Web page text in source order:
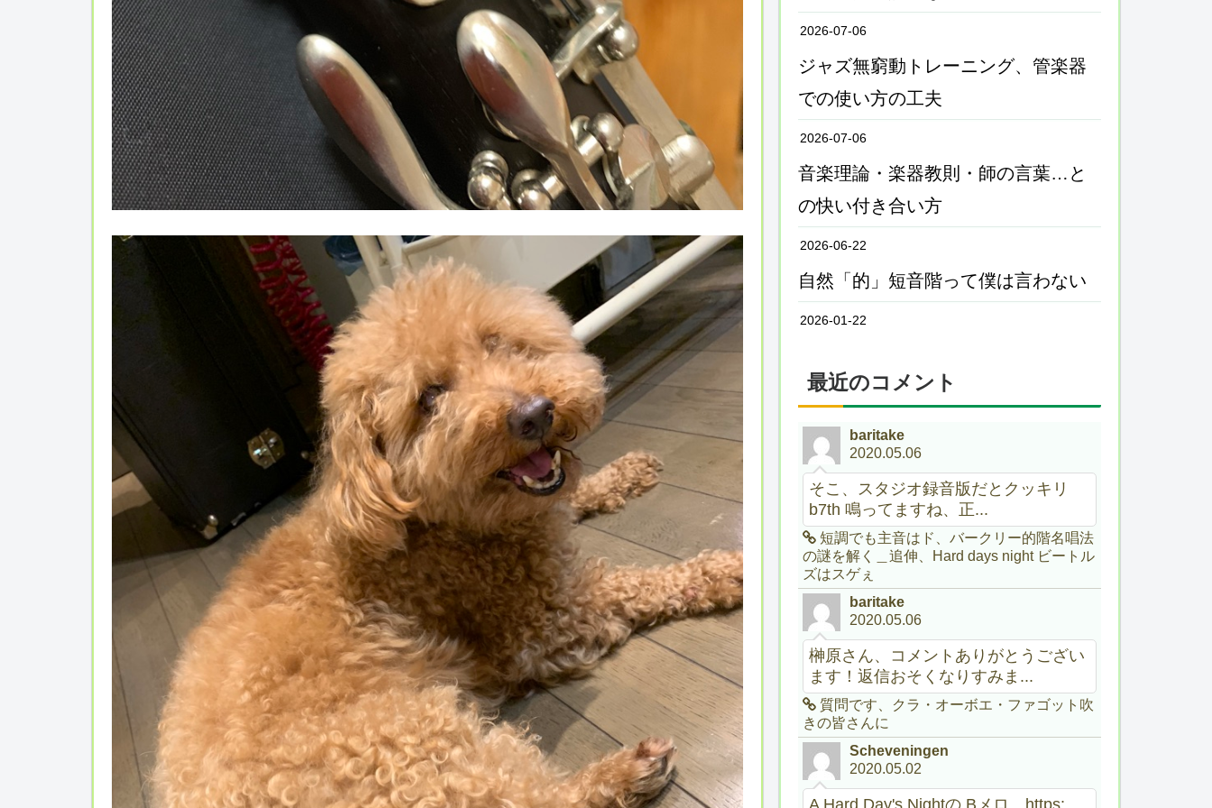
2026-07-06
ジャズ無窮動トレーニング、管楽器
での使い方の工夫
2026-07-06
音楽理論・楽器教則・師の言葉…と
の快い付き合い方
2026-06-22
自然「的」短音階って僕は言わない
2026-01-22
最近のコメント
baritake
2020.05.06
そこ、スタジオ録音版だとクッキリ
b7th 鳴ってますね、正...
短調でも主音はド、バークリー的階名唱法
の謎を解く＿追伸、Hard days night ビートル
ズはスゲぇ
baritake
2020.05.06
榊原さん、コメントありがとうござい
ます！返信おそくなりすみま...
質問です、クラ・オーボエ・ファゴット吹
きの皆さんに
Scheveningen
2020.05.02
A Hard Day's Nightの Bメロ。https:...